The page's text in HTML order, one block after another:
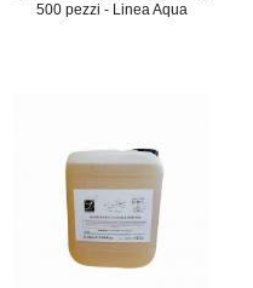
500 pezzi - Linea Aqua